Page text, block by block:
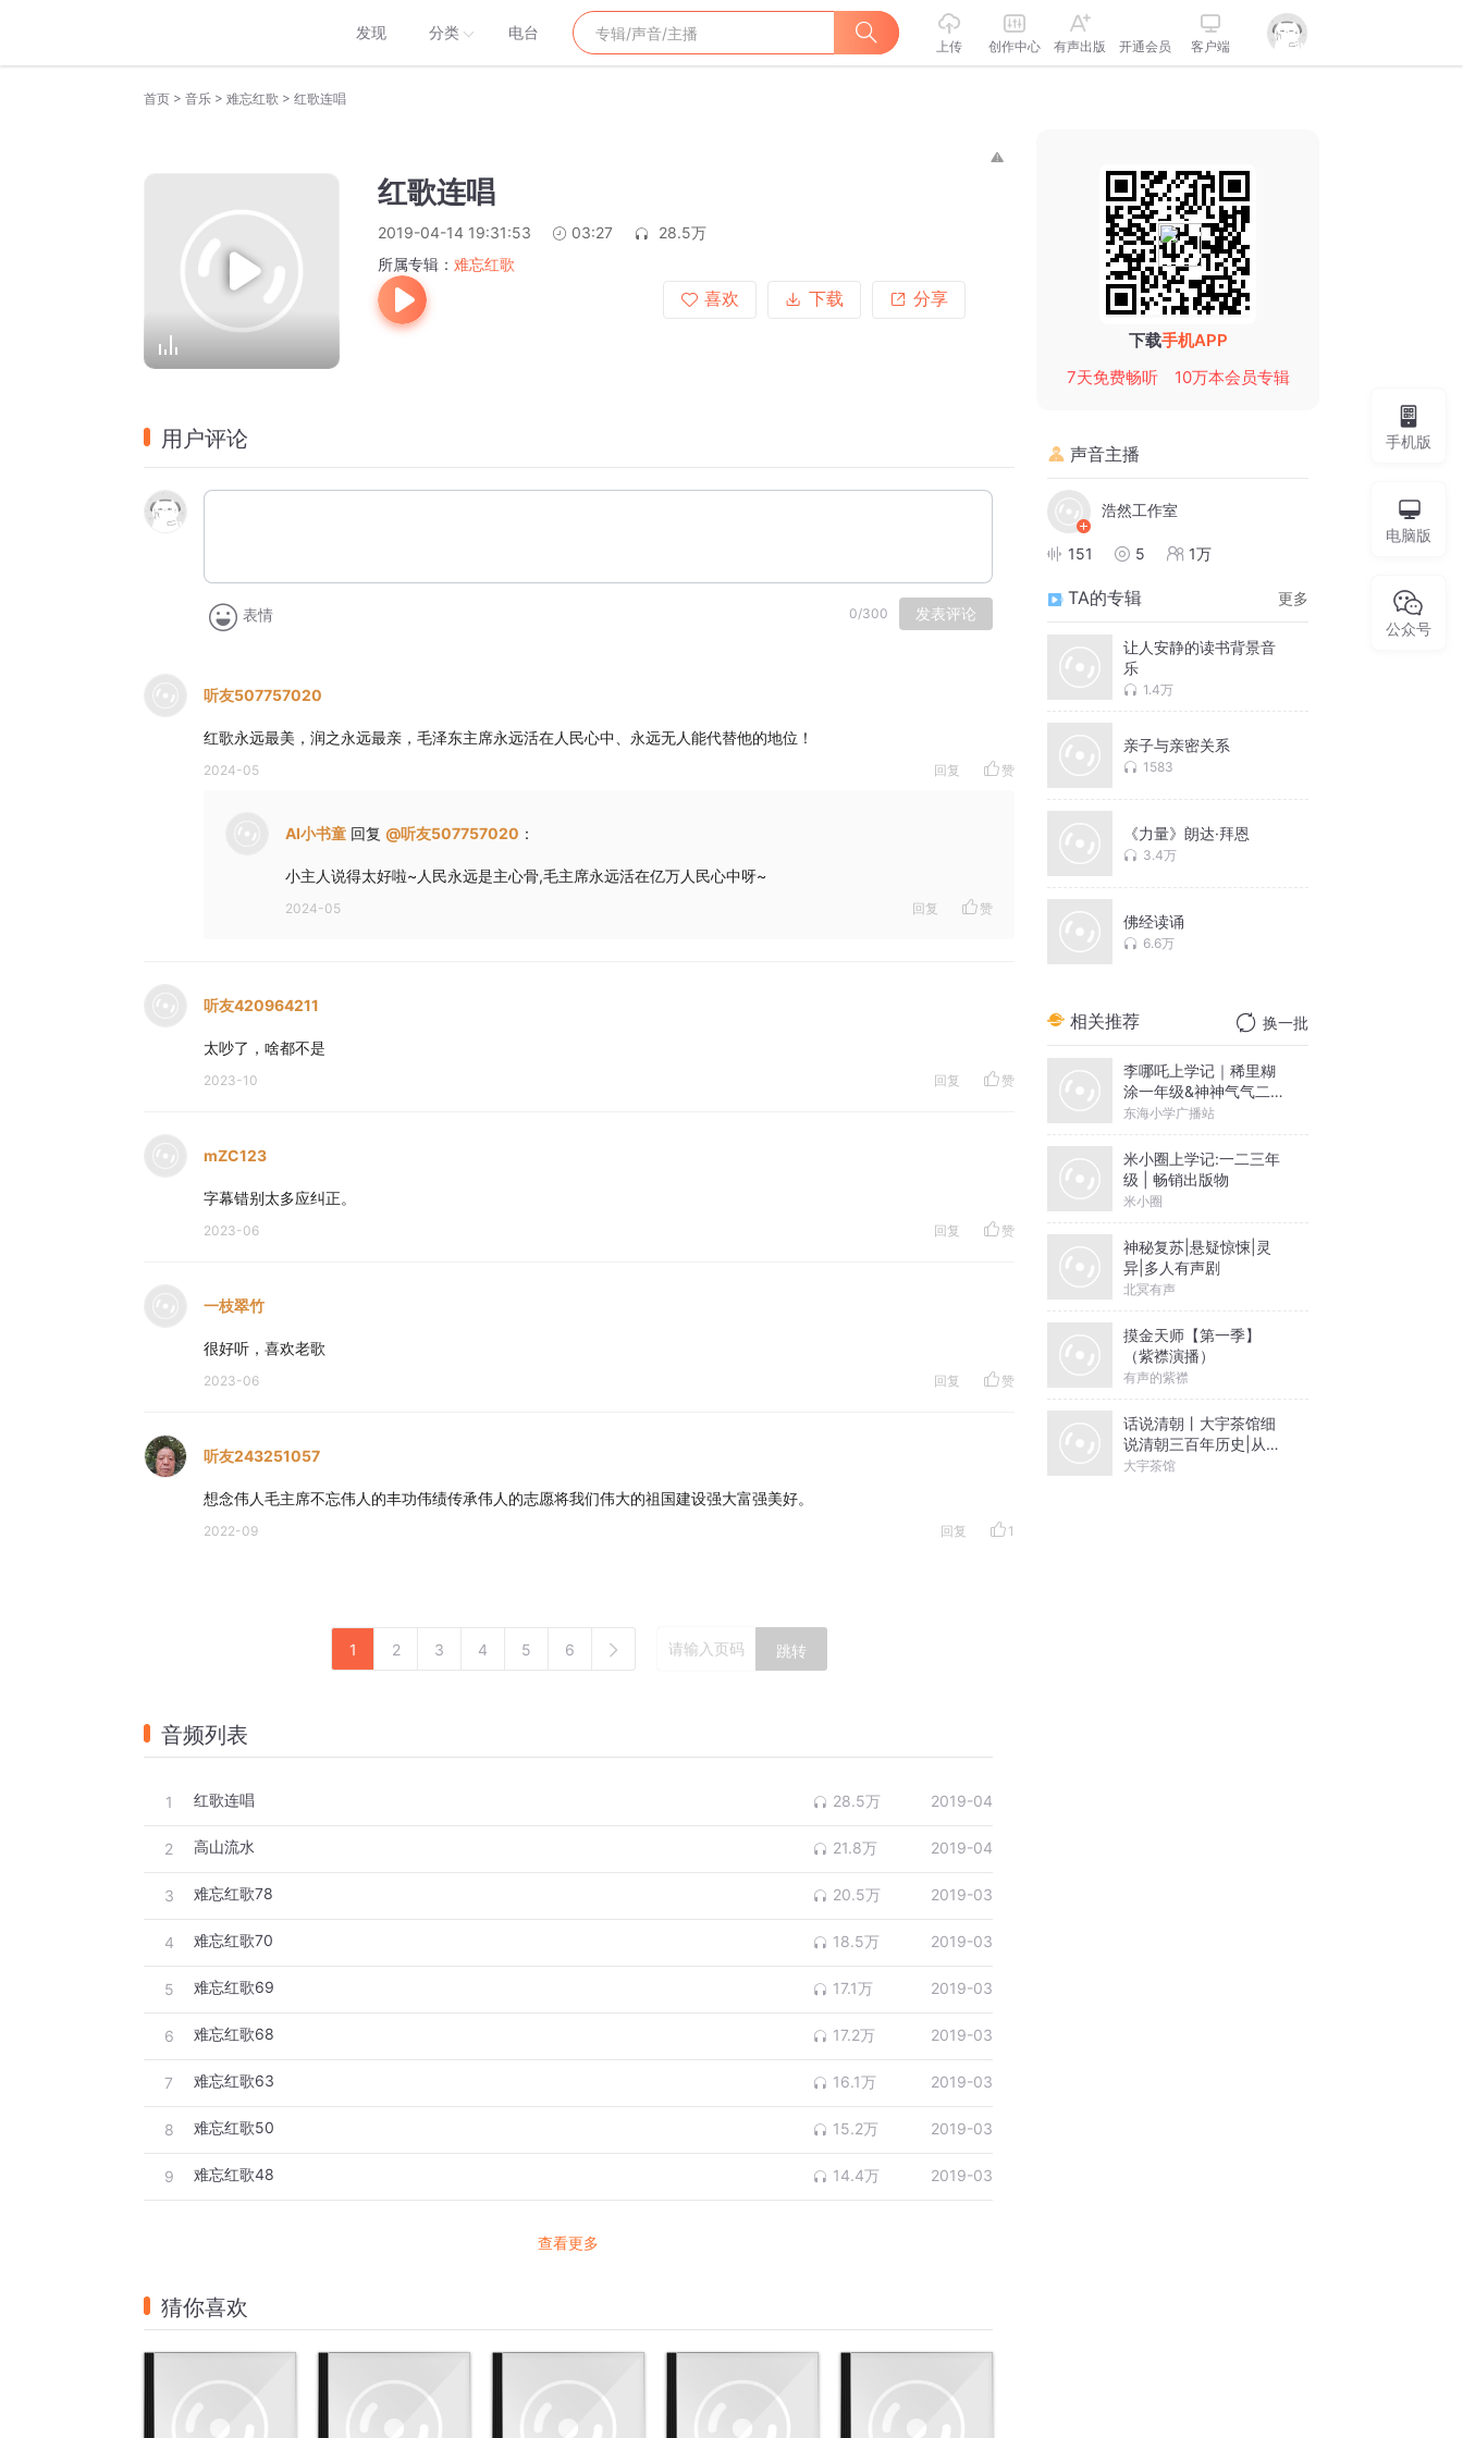
发现 分类 电台
上传 创作中心 有声出版 开通会员 客户端
首页 > 音乐 > 难忘红歌 > 红歌连唱
红歌连唱
2019-04-14 19:31:53 03:27
28.5万
所属专辑： 难忘红歌
喜欢
下载 分享
用户评论
表情 0/300 发表评论
听友507757020
红歌永远最美，润之永远最亲，毛泽东主席永远活在人民心中、永远无人能代替他的地位！
2024-05 回复 赞
AI小书童 回复 @听友507757020 ：
小主人说得太好啦~人民永远是主心骨,毛主席永远活在亿万人民心中呀~
2024-05 回复 赞
听友420964211
太吵了，啥都不是
2023-10 回复 赞
mZC123
字幕错别太多应纠正。
2023-06 回复 赞
一枝翠竹
很好听，喜欢老歌
2023-06 回复 赞
听友243251057
想念伟人毛主席不忘伟人的丰功伟绩传承伟人的志愿将我们伟大的祖国建设强大富强美好。
2022-09 回复 1
1 2 3 4 5 6 跳转
音频列表
1 红歌连唱 28.5万 2019-04
2 高山流水 21.8万 2019-04
3 难忘红歌78 20.5万 2019-03
4 难忘红歌70 18.5万 2019-03
5 难忘红歌69 17.1万 2019-03
6 难忘红歌68 17.2万 2019-03
7 难忘红歌63 16.1万 2019-03
8 难忘红歌50 15.2万 2019-03
9 难忘红歌48 14.4万 2019-03
查看更多
猜你喜欢
下载手机APP
7天免费畅听
10万本会员专辑
声音主播
浩然工作室
151 5 1万
TA的专辑 更多
让人安静的读书背景音
乐
1.4万
亲子与亲密关系
1583
《力量》朗达·拜恩
3.4万
佛经读诵
6.6万
相关推荐 换一批
李哪吒上学记｜稀里糊
涂一年级&神神气气二年
级
东海小学广播站
米小圈上学记:一二三年
级 | 畅销出版物
米小圈
神秘复苏|悬疑惊悚|灵
异|多人有声剧
北冥有声
摸金天师【第一季】
（紫襟演播）
有声的紫襟
话说清朝丨大宇茶馆细
说清朝三百年历史|从努
尔哈赤到末代皇帝溥仪|
大宇茶馆
手机版
电脑版
公众号